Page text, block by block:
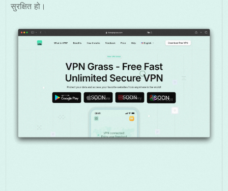
सुरक्षित हो।